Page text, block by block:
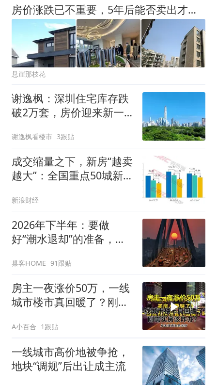
房价涨跌已不重要，5年后能否卖出才是关键
悬崖那枝花
谢逸枫：深圳住宅库存跌
破2万套，房价迎来新一
谢逸枫看楼市 3跟贴
成交缩量之下，新房“越卖
越大”：全国重点50城新房
新浪财经
2026年下半年：要做
好“潮水退却”的准备，房
巢客HOME 91跟贴
房主一夜涨价50万，一线
城市楼市真回暖了？刚需
A小百合 1跟贴
一线城市高价地被争抢，
地块“调规”后出让成主流